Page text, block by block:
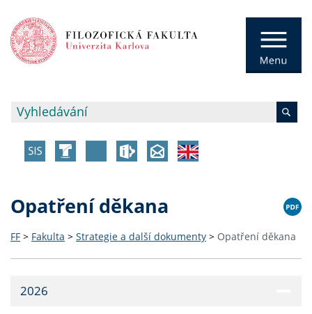
Opatření děkana
FF > Fakulta > Strategie a další dokumenty > Opatření děkana
2026